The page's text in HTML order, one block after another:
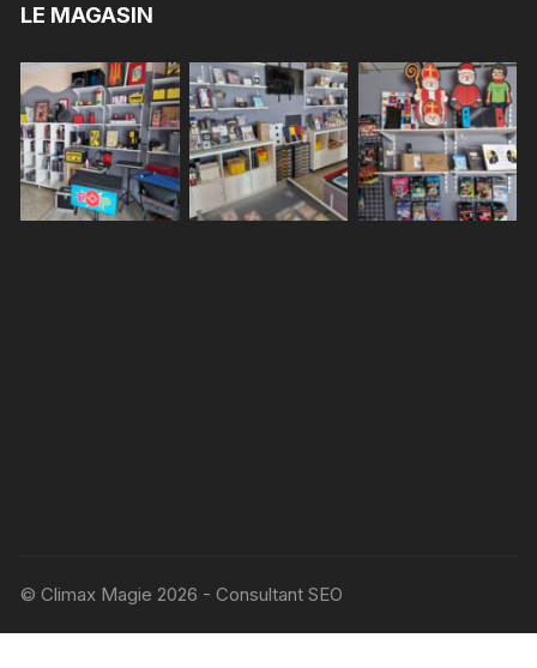
LE MAGASIN
© Climax Magie 2026 - Consultant SEO